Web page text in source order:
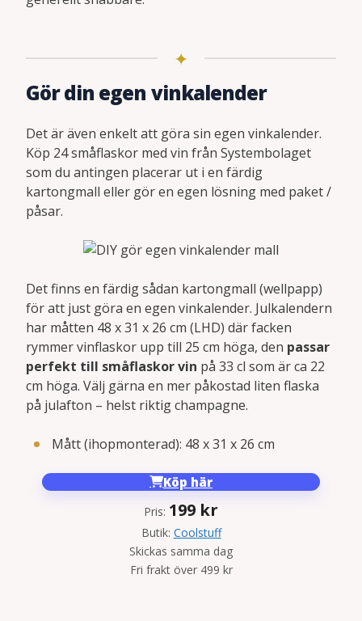
Gör din egen vinkalender
Det är även enkelt att göra sin egen vinkalender.
Köp 24 småflaskor med vin från Systembolaget
som du antingen placerar ut i en färdig
kartongmall eller gör en egen lösning med paket /
påsar.
Det finns en färdig sådan kartongmall (wellpapp)
för att just göra en egen vinkalender. Julkalendern
har måtten 48 x 31 x 26 cm (LHD) där facken
rymmer vinflaskor upp till 25 cm höga, den passar
perfekt till småflaskor vin på 33 cl som är ca 22
cm höga. Välj gärna en mer påkostad liten flaska
på julafton – helst riktig champagne.
Mått (ihopmonterad): 48 x 31 x 26 cm
Köp här
Pris: 199 kr
Butik: Coolstuff
Skickas samma dag
Fri frakt över 499 kr